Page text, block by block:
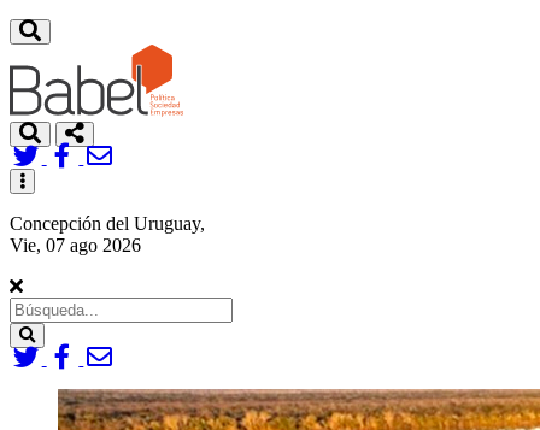
Toggle
navigation
Concepción del Uruguay,
Vie, 07 ago 2026
Search